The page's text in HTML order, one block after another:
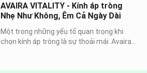
AVAIRA VITALITY - Kính áp tròng
Nhẹ Như Không, Êm Cả Ngày Dài
Một trong những yếu tố quan trọng khi
chọn kính áp tròng là sự thoải mái. Avaira